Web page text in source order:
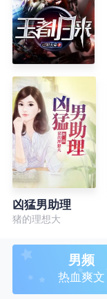
凶猛男助理
猪的理想大
男频
热血爽文